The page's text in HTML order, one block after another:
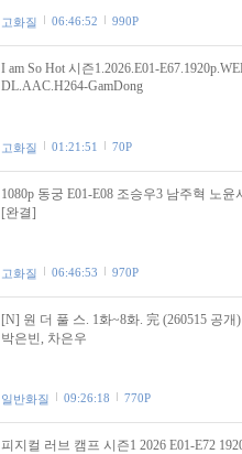
고화질 06:46:52 990P
I am So Hot 시즌1.2026.E01-
DL.AAC.H264-GamDong
고화질 01:21:51 70P
1080p 동궁 E01-E08 조승우3 남주혁 노윤
[완결]
고화질 06:46:53 970P
[N] 원 더 풀 스. 1화~8화. 完 (260515 공개)
박은빈, 차은우
일반화질 09:26:18 770P
피지컬 러브 캠프 시즌1 2026 E01-E72